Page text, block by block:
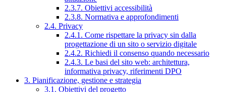
2.3.7. Obiettivi accessibilità
2.3.8. Normativa e approfondimenti
2.4. Privacy
2.4.1. Come rispettare la privacy sin dalla
progettazione di un sito o servizio digitale
2.4.2. Richiedi il consenso quando necessario
2.4.3. Le basi del sito web: architettura,
informativa privacy, riferimenti DPO
3. Pianificazione, gestione e strategia
3.1. Obiettivi del progetto